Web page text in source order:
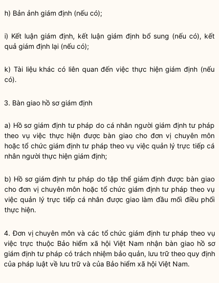
h) Bản ảnh giám định (nếu có);
i) Kết luận giám định, kết luận giám định bổ sung (nếu có), kết
quả giám định lại (nếu có);
k) Tài liệu khác có liên quan đến việc thực hiện giám định (nếu
có).
3. Bàn giao hồ sơ giám định
a) Hồ sơ giám định tư pháp do cá nhân người giám định tư pháp
theo vụ việc thực hiện được bàn giao cho đơn vị chuyên môn
hoặc tổ chức giám định tư pháp theo vụ việc quản lý trực tiếp cá
nhân người thực hiện giám định;
b) Hồ sơ giám định tư pháp do tập thể giám định được bàn giao
cho đơn vị chuyên môn hoặc tổ chức giám định tư pháp theo vụ
việc quản lý trực tiếp cá nhân được giao làm đầu mối điều phối
thực hiện.
4. Đơn vị chuyên môn và các tổ chức giám định tư pháp theo vụ
việc trực thuộc Bảo hiểm xã hội Việt Nam nhận bàn giao hồ sơ
giám định tư pháp có trách nhiệm bảo quản, lưu trữ theo quy định
của pháp luật về lưu trữ và của Bảo hiểm xã hội Việt Nam.